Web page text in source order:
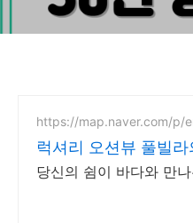
https://map.naver.com/p/
럭셔리 오션뷰 풀빌라
당신의 쉼이 바다와 만